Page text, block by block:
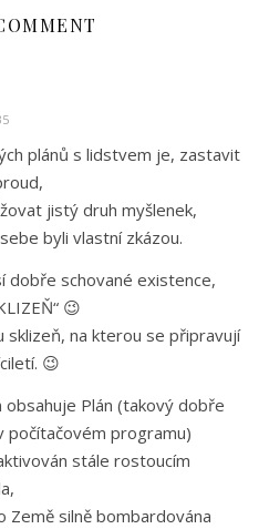
plánů s lidstvem je, zastavit
jistý druh myšlenek,
byli vlastní zkázou.
dobře schované existence,
😉
sklizeň, na kterou se připravují
😉
obsahuje Plán (takový dobře
počítačovém programu)
stále rostoucím
silně bombardována